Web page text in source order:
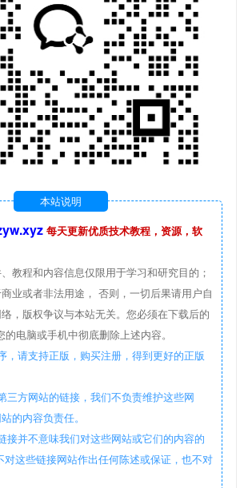
本站说明
每天更新优质技术教程，资源，软
教程和内容信息仅限用于学习和研究目的；
业或者非法用途， 否则，一切后果请用户自
，版权争议与本站无关。您必须在下载后的
电脑或手机中彻底删除上述内容。
，请支持正版，购买注册，得到更好的正版
三方网站的链接，我们不负责维护这些网
的内容负责任。
接并不意味我们对这些网站或它们的内容的
对这些链接网站作出任何陈述或保证，也不对